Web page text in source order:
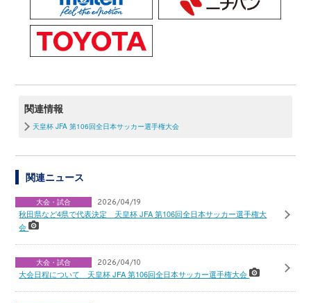
関連情報
天皇杯 JFA 第106回全日本サッカー選手権大会
関連ニュース
大会・試合 2026/04/19
秋田県など4県で代表決定 天皇杯 JFA 第106回全日本サッカー選手権大
会
大会・試合 2026/04/10
大会日程について 天皇杯 JFA 第106回全日本サッカー選手権大会